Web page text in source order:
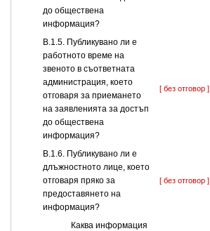
до обществена
информация?
В.1.5. Публикувано ли е
работното време на
звеното в съответната
администрация, което
отговаря за приемането
на заявленията за достъп
до обществена
информация?
[ без отговор ]
В.1.6. Публикувано ли е
длъжностното лице, което
отговаря пряко за
предоставянето на
информация?
[ без отговор ]
Каква информация